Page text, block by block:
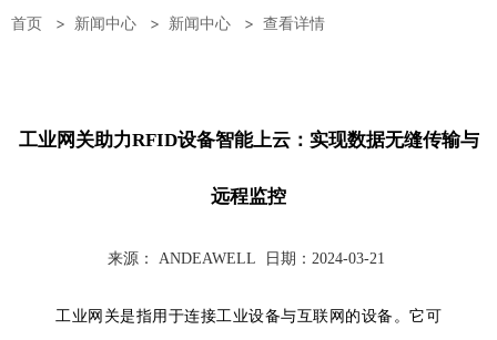
首页 > 新闻中心 > 新闻中心 > 查看详情
工业网关助力RFID设备智能上云：实现数据无缝传输与
远程监控
来源： ANDEAWELL 日期： 2024-03-21
工业网关是指用于连接工业设备与互联网的设备。它可